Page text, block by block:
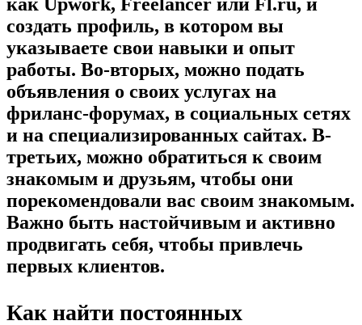
как Upwork, Freelancer или Fl.ru, и
создать профиль, в котором вы
указываете свои навыки и опыт
работы. Во-вторых, можно подать
объявления о своих услугах на
фриланс-форумах, в социальных сетях
и на специализированных сайтах. В-
третьих, можно обратиться к своим
знакомым и друзьям, чтобы они
порекомендовали вас своим знакомым.
Важно быть настойчивым и активно
продвигать себя, чтобы привлечь
первых клиентов.
Как найти постоянных